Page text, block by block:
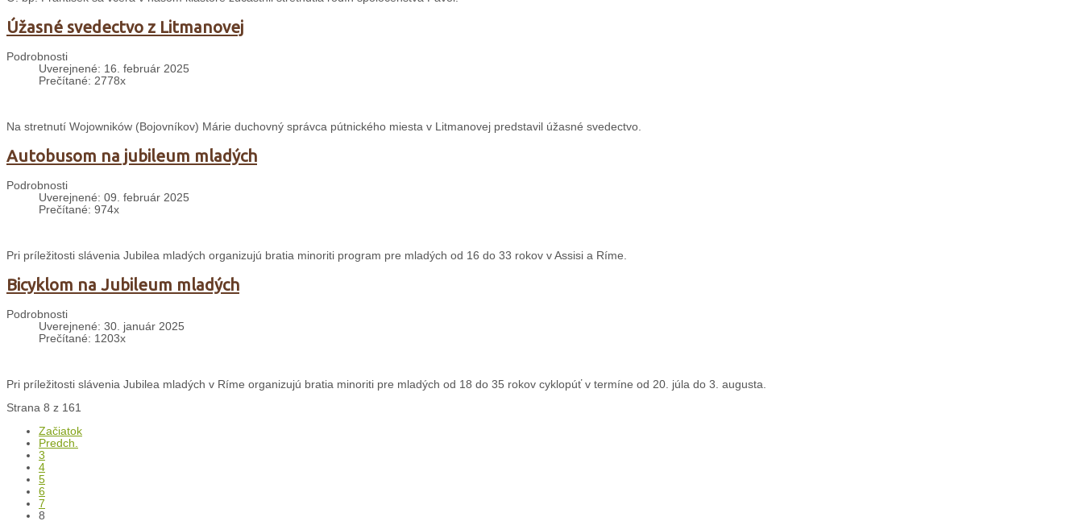
Úžasné svedectvo z Litmanovej
Podrobnosti
Uverejnené: 16. február 2025
Prečítané: 2778x
Na stretnutí Wojowników (Bojovníkov) Márie duchovný správca pútnického miesta v Litmanovej predstavil úžasné svedectvo.
Autobusom na jubileum mladých
Podrobnosti
Uverejnené: 09. február 2025
Prečítané: 974x
Pri príležitosti slávenia Jubilea mladých organizujú bratia minoriti program pre mladých od 16 do 33 rokov v Assisi a Ríme.
Bicyklom na Jubileum mladých
Podrobnosti
Uverejnené: 30. január 2025
Prečítané: 1203x
Pri príležitosti slávenia Jubilea mladých v Ríme organizujú bratia minoriti pre mladých od 18 do 35 rokov cyklopúť v termíne od 20. júla do 3. augusta.
Strana 8 z 161
Začiatok
Predch.
3
4
5
6
7
8